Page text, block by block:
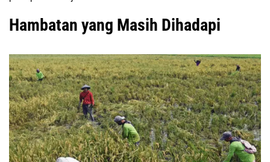
Hambatan yang Masih Dihadapi